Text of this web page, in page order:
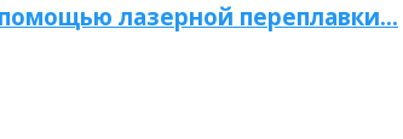
лазерной переплавки…